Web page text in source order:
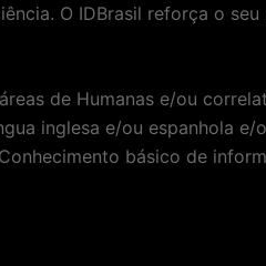
O IDBrasil reforça o
de Humanas e/ou
inglesa e/ou espanhola
básico de